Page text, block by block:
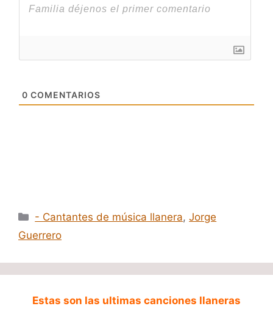
0 COMENTARIOS
Categorías
- Cantantes de música llanera,Jorge
Guerrero
Estas son las ultimas canciones llaneras